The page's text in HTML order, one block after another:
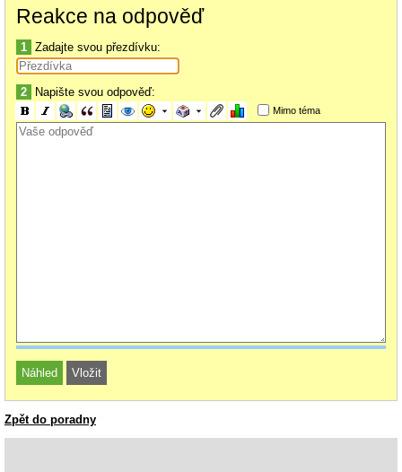
Reakce na odpověď
1 Zadajte svou přezdívku:
2 Napište svou odpověď:
Mimo téma
Zpět do poradny